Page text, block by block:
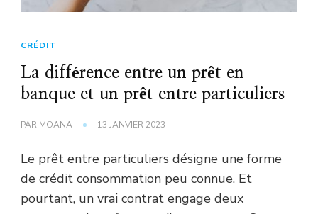
CRÉDIT
La différence entre un prêt en
banque et un prêt entre particuliers
PAR MOANA 13 JANVIER 2023
Le prêt entre particuliers désigne une forme
de crédit consommation peu connue. Et
pourtant, un vrai contrat engage deux